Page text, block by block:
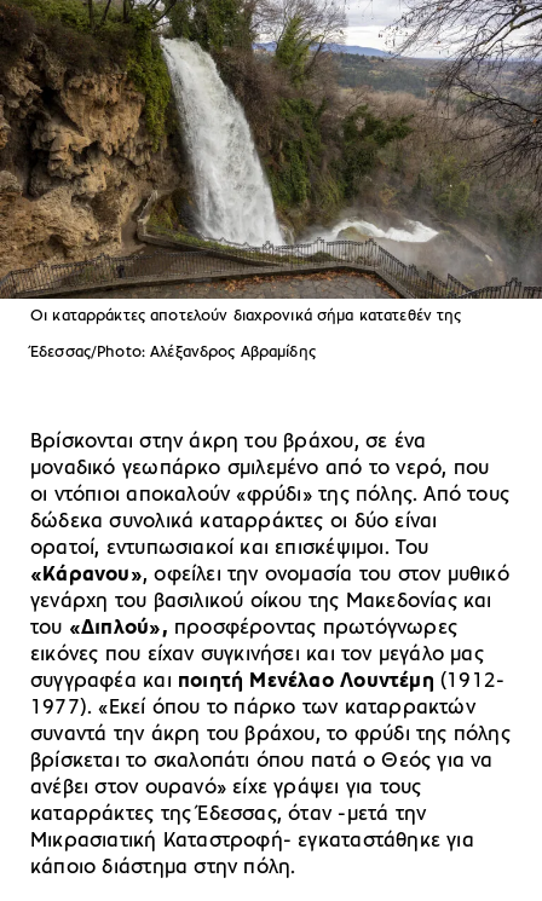
Οι καταρράκτες αποτελούν διαχρονικά σήμα κατατεθέν της
Έδεσσας/Photo: Αλέξανδρος Αβραμίδης
Βρίσκονται στην άκρη του βράχου, σε ένα
μοναδικό γεωπάρκο σμιλεμένο από το νερό, που
οι ντόπιοι αποκαλούν «φρύδι» της πόλης. Από τους
δώδεκα συνολικά καταρράκτες οι δύο είναι
ορατοί, εντυπωσιακοί και επισκέψιμοι. Του
«Κάρανου», οφείλει την ονομασία του στον μυθικό
γενάρχη του βασιλικού οίκου της Μακεδονίας και
του «Διπλού», προσφέροντας πρωτόγνωρες
εικόνες που είχαν συγκινήσει και τον μεγάλο μας
συγγραφέα και ποιητή Μενέλαο Λουντέμη (1912-
1977). «Εκεί όπου το πάρκο των καταρρακτών
συναντά την άκρη του βράχου, το φρύδι της πόλης
βρίσκεται το σκαλοπάτι όπου πατά ο Θεός για να
ανέβει στον ουρανό» είχε γράψει για τους
καταρράκτες της Έδεσσας, όταν -μετά την
Μικρασιατική Καταστροφή- εγκαταστάθηκε για
κάποιο διάστημα στην πόλη.